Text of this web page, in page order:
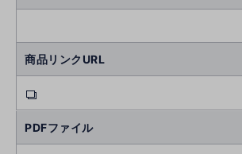
商品リンクURL
PDFファイル